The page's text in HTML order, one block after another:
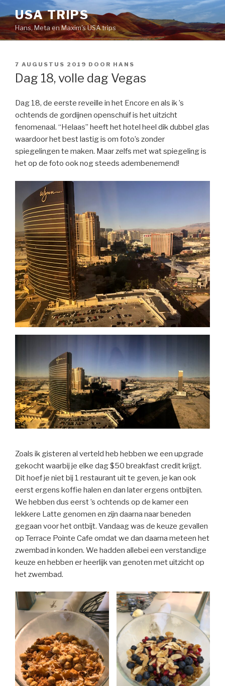
Naar
de
inhoud
springen
USA TRIPS
Hans, Meta en Maxim's USA trips
GEPLAATST
OP
7 AUGUSTUS 2019 DOOR HANS
Dag 18, volle dag Vegas
Dag 18, de eerste reveille in het Encore en als ik ’s
ochtends de gordijnen openschuif is het uitzicht
fenomenaal. “Helaas” heeft het hotel heel dik dubbel glas
waardoor het best lastig is om foto’s zonder
spiegelingen te maken. Maar zelfs met wat spiegeling is
het op de foto ook nog steeds adembenemend!
Zoals ik gisteren al verteld heb hebben we een upgrade
gekocht waarbij je elke dag $50 breakfast credit krijgt.
Dit hoef je niet bij 1 restaurant uit te geven, je kan ook
eerst ergens koffie halen en dan later ergens ontbijten.
We hebben dus eerst ’s ochtends op de kamer een
lekkere Latte genomen en zijn daarna naar beneden
gegaan voor het ontbijt. Vandaag was de keuze gevallen
op Terrace Pointe Cafe omdat we dan daarna meteen het
zwembad in konden. We hadden allebei een verstandige
keuze en hebben er heerlijk van genoten met uitzicht op
het zwembad.